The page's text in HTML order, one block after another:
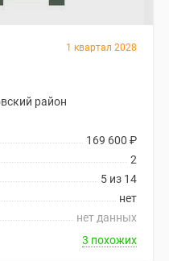
1 квартал 2028
район
169 600 ₽
2
5 из 14
нет
нет данных
3 похожих